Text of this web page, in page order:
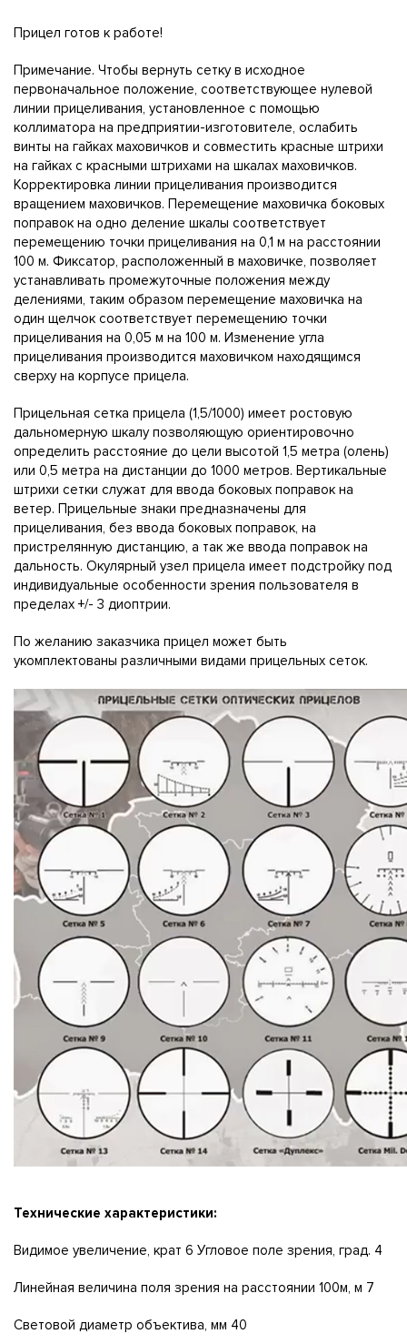
Прицел готов к работе!
Примечание. Чтобы вернуть сетку в исходное
первоначальное положение, соответствующее нулевой
линии прицеливания, установленное с помощью
коллиматора на предприятии-изготовителе, ослабить
винты на гайках маховичков и совместить красные штрихи
на гайках с красными штрихами на шкалах маховичков.
Корректировка линии прицеливания производится
вращением маховичков. Перемещение маховичка боковых
поправок на одно деление шкалы соответствует
перемещению точки прицеливания на 0,1 м на расстоянии
100 м. Фиксатор, расположенный в маховичке, позволяет
устанавливать промежуточные положения между
делениями, таким образом перемещение маховичка на
один щелчок соответствует перемещению точки
прицеливания на 0,05 м на 100 м. Изменение угла
прицеливания производится маховичком находящимся
сверху на корпусе прицела.
Прицельная сетка прицела (1,5/1000) имеет ростовую
дальномерную шкалу позволяющую ориентировочно
определить расстояние до цели высотой 1,5 метра (олень)
или 0,5 метра на дистанции до 1000 метров. Вертикальные
штрихи сетки служат для ввода боковых поправок на
ветер. Прицельные знаки предназначены для
прицеливания, без ввода боковых поправок, на
пристрелянную дистанцию, а так же ввода поправок на
дальность. Окулярный узел прицела имеет подстройку под
индивидуальные особенности зрения пользователя в
пределах +/- 3 диоптрии.
По желанию заказчика прицел может быть
укомплектованы различными видами прицельных сеток.
Технические характеристики:
Видимое увеличение, крат 6 Угловое поле зрения, град. 4
Линейная величина поля зрения на расстоянии 100м, м 7
Световой диаметр объектива, мм 40